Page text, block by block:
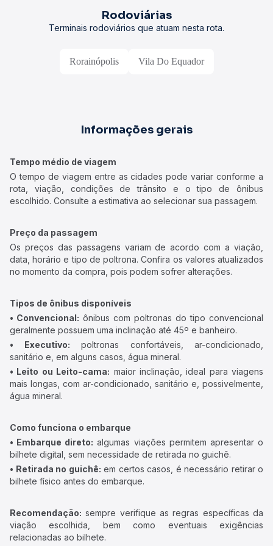
Rodoviárias
Terminais rodoviários que atuam nesta rota.
Rorainópolis Vila Do Equador
Informações gerais
Tempo médio de viagem
O tempo de viagem entre as cidades pode variar conforme a
rota, viação, condições de trânsito e o tipo de ônibus
escolhido. Consulte a estimativa ao selecionar sua passagem.
Preço da passagem
Os preços das passagens variam de acordo com a viação,
data, horário e tipo de poltrona. Confira os valores atualizados
no momento da compra, pois podem sofrer alterações.
Tipos de ônibus disponíveis
• Convencional: ônibus com poltronas do tipo convencional
geralmente possuem uma inclinação até 45º e banheiro.
• Executivo: poltronas confortáveis, ar-condicionado,
sanitário e, em alguns casos, água mineral.
• Leito ou Leito-cama: maior inclinação, ideal para viagens
mais longas, com ar-condicionado, sanitário e, possivelmente,
água mineral.
Como funciona o embarque
• Embarque direto: algumas viações permitem apresentar o
bilhete digital, sem necessidade de retirada no guichê.
• Retirada no guichê: em certos casos, é necessário retirar o
bilhete físico antes do embarque.
Recomendação: sempre verifique as regras específicas da
viação escolhida, bem como eventuais exigências
relacionadas ao bilhete.